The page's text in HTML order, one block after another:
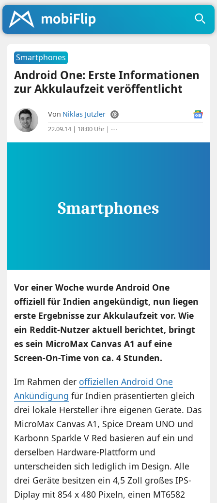
Smartphones
Android One: Erste Informationen
zur Akkulaufzeit veröffentlicht
Von Niklas Jutzler
22.09.14 | 18:00 Uhr | ⋯
Vor einer Woche wurde Android One
offiziell für Indien angekündigt, nun liegen
erste Ergebnisse zur Akkulaufzeit vor. Wie
ein Reddit-Nutzer aktuell berichtet, bringt
es sein MicroMax Canvas A1 auf eine
Screen-On-Time von ca. 4 Stunden.
Im Rahmen der offiziellen Android One
Ankündigung für Indien präsentierten gleich
drei lokale Hersteller ihre eigenen Geräte. Das
MicroMax Canvas A1, Spice Dream UNO und
Karbonn Sparkle V Red basieren auf ein und
derselben Hardware-Plattform und
unterscheiden sich lediglich im Design. Alle
drei Geräte besitzen ein 4,5 Zoll großes IPS-
Diplay mit 854 x 480 Pixeln, einen MT6582